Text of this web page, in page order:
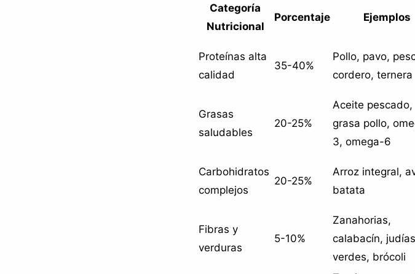
Categoría
Nutricional
Porcentaje Ejemplos
Proteínas alta
calidad
35-40%
Pollo, pavo,
cordero, ternera
Grasas
saludables
20-25%
Aceite pescado,
grasa pollo,
3, omega-6
Carbohidratos
complejos
20-25%
Arroz integral,
batata
Fibras y
verduras
5-10%
Zanahorias,
calabacín, judías
verdes, brócoli